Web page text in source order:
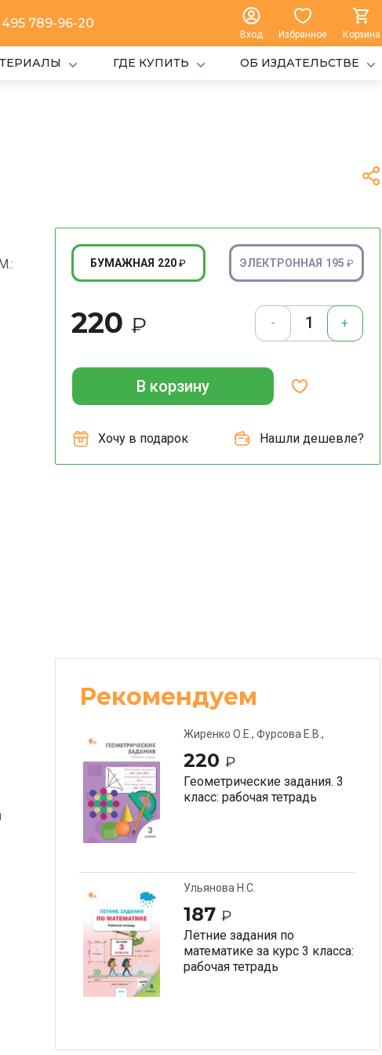
495 789-96-20
Вход Избранное Корзина
ГДЕ КУПИТЬ ОБ ИЗДАТЕЛЬСТВЕ
БУМАЖНАЯ 220₽ ЭЛЕКТРОННАЯ 195 ₽
220 ₽ - +
В корзину
Хочу в подарок Нашли дешевле?
Рекомендуем
Жиренко О.Е., Фурсова Е.В.,
220 ₽
Геометрические задания. 3
класс: рабочая тетрадь
Ульянова Н.С.
187 ₽
Летние задания по
математике за курс 3 класса:
рабочая тетрадь